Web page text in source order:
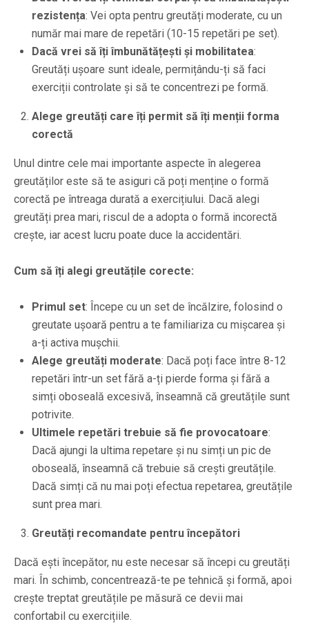
rezistența: Vei opta pentru greutăți moderate, cu un
număr mai mare de repetări (10-15 repetări pe set).
Dacă vrei să îți îmbunătățești și mobilitatea:
Greutăți ușoare sunt ideale, permițându-ți să faci
exerciții controlate și să te concentrezi pe formă.
Alege greutăți care îți permit să îți menții forma
corectă
Unul dintre cele mai importante aspecte în alegerea
greutăților este să te asiguri că poți menține o formă
corectă pe întreaga durată a exercițiului. Dacă alegi
greutăți prea mari, riscul de a adopta o formă incorectă
crește, iar acest lucru poate duce la accidentări.
Cum să îți alegi greutățile corecte:
Primul set: Începe cu un set de încălzire, folosind o
greutate ușoară pentru a te familiariza cu mișcarea și
a-ți activa mușchii.
Alege greutăți moderate: Dacă poți face între 8-12
repetări într-un set fără a-ți pierde forma și fără a
simți oboseală excesivă, înseamnă că greutățile sunt
potrivite.
Ultimele repetări trebuie să fie provocatoare:
Dacă ajungi la ultima repetare și nu simți un pic de
oboseală, înseamnă că trebuie să crești greutățile.
Dacă simți că nu mai poți efectua repetarea, greutățile
sunt prea mari.
Greutăți recomandate pentru începători
Dacă ești începător, nu este necesar să începi cu greutăți
mari. În schimb, concentrează-te pe tehnică și formă, apoi
crește treptat greutățile pe măsură ce devii mai
confortabil cu exercițiile.